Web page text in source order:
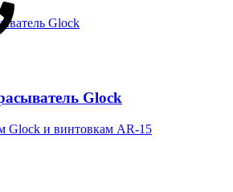
Glock
Glock и винтовкам AR-15